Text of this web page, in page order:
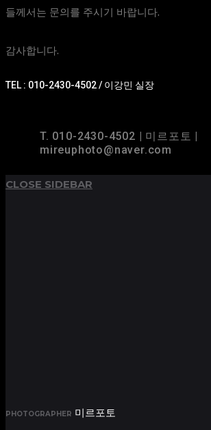
들께서는 문의를 주시기 바랍니다.
감사합니다.
TEL : 010-2430-4502 / 이강민 실장
T. 010-2430-4502 | 미르포토 |
mireuphoto@naver.com
CLOSE SIDEBAR
PHOTOGRAPHER 미르포토